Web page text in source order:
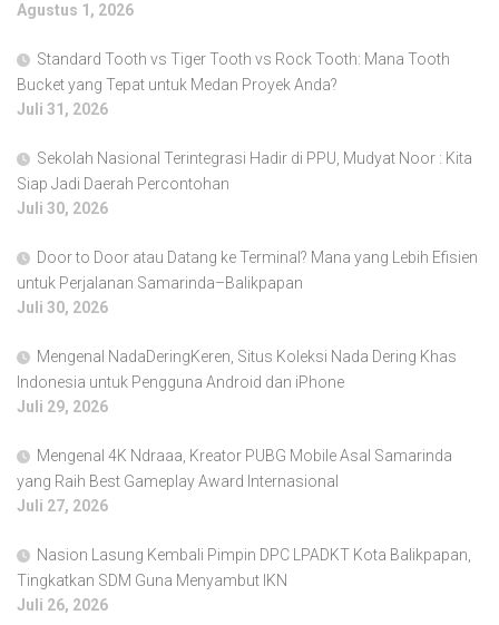
Agustus 1, 2026
Standard Tooth vs Tiger Tooth vs Rock Tooth: Mana Tooth
Bucket yang Tepat untuk Medan Proyek Anda?
Juli 31, 2026
Sekolah Nasional Terintegrasi Hadir di PPU, Mudyat Noor : Kita
Siap Jadi Daerah Percontohan
Juli 30, 2026
Door to Door atau Datang ke Terminal? Mana yang Lebih Efisien
untuk Perjalanan Samarinda–Balikpapan
Juli 30, 2026
Mengenal NadaDeringKeren, Situs Koleksi Nada Dering Khas
Indonesia untuk Pengguna Android dan iPhone
Juli 29, 2026
Mengenal 4K Ndraaa, Kreator PUBG Mobile Asal Samarinda
yang Raih Best Gameplay Award Internasional
Juli 27, 2026
Nasion Lasung Kembali Pimpin DPC LPADKT Kota Balikpapan,
Tingkatkan SDM Guna Menyambut IKN
Juli 26, 2026